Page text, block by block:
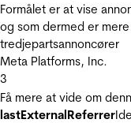
Formålet er at vise
og som dermed er
tredjepartsannoncører
Meta Platforms, Inc.
3
Få mere at vide om
lastExternalReferrer